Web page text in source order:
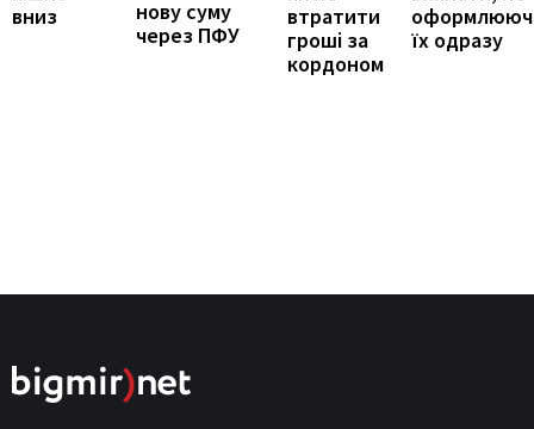
вниз
нову суму
через ПФУ
втратити
гроші за
кордоном
їх одразу